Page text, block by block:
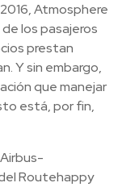
Atmosphere
los pasajeros
prestan
Y sin embargo,
que manejar
está, por fin,
Routehappy